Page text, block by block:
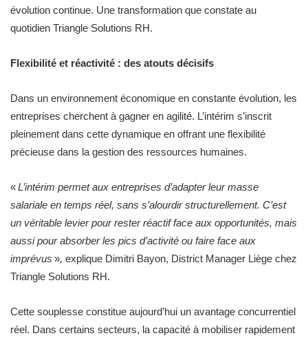
évolution continue. Une transformation que constate au
quotidien Triangle Solutions RH.
Flexibilité et réactivité : des atouts décisifs
Dans un environnement économique en constante évolution, les
entreprises cherchent à gagner en agilité. L’intérim s’inscrit
pleinement dans cette dynamique en offrant une flexibilité
précieuse dans la gestion des ressources humaines.
«L’intérim permet aux entreprises d’adapter leur masse
salariale en temps réel, sans s’alourdir structurellement. C’est
un véritable levier pour rester réactif face aux opportunités, mais
aussi pour absorber les pics d’activité ou faire face aux
imprévus », explique Dimitri Bayon, District Manager Liège chez
Triangle Solutions RH.
Cette souplesse constitue aujourd’hui un avantage concurrentiel
réel. Dans certains secteurs, la capacité à mobiliser rapidement